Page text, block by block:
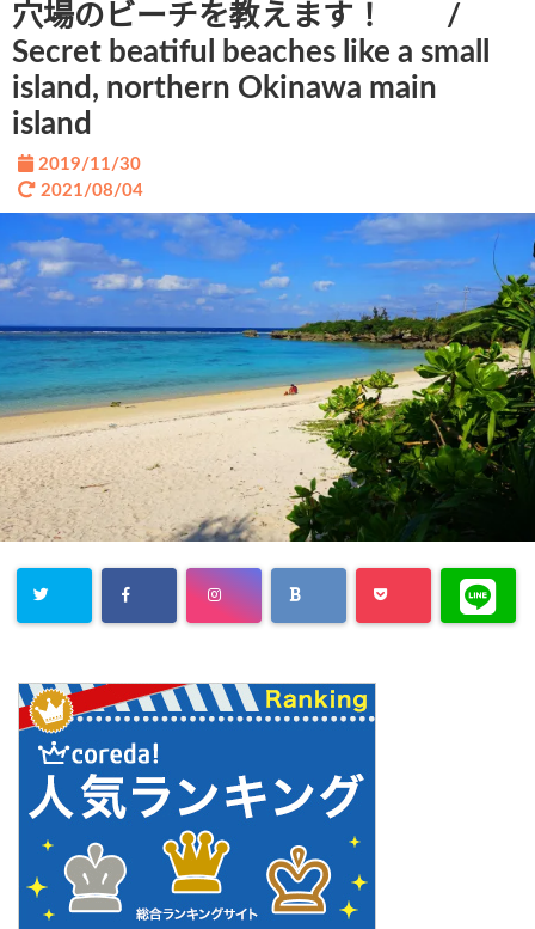
穴場のビーチを教えます！ /
Secret beatiful beaches like a small
island, northern Okinawa main
island
2019/11/30
2021/08/04